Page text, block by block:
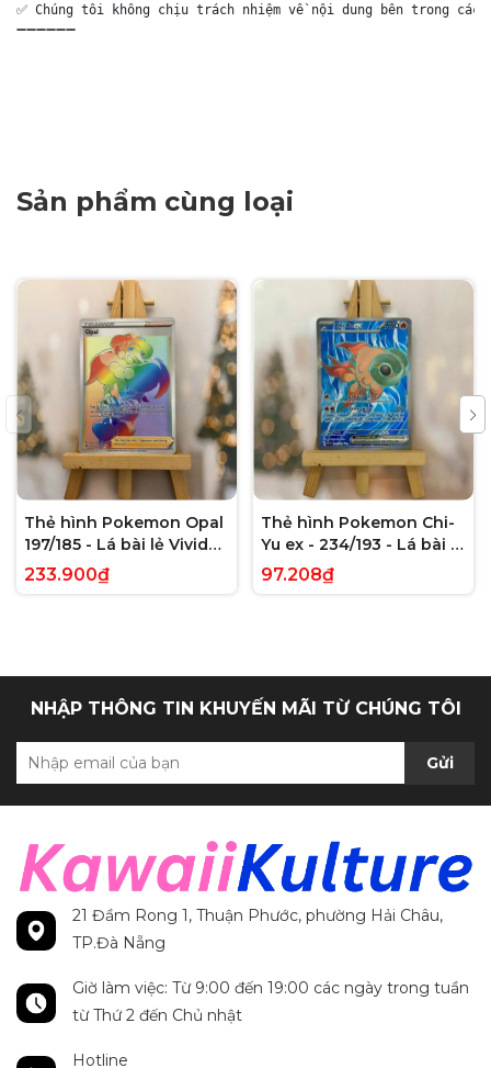
✅ Chúng tôi không chịu trách nhiệm về nội dung bên trong
➖➖➖➖➖➖
Sản phẩm cùng loại
Thẻ hình Pokemon Opal
197/185 - Lá bài lẻ Vivid
Voltage Hyper Rare tiếng
Anh chính hãng
233.900₫
Thẻ hình Pokemon Chi-
Yu ex - 234/193 - Lá bài lẻ
Paldea Evolved Full Art
Secret Rare tiếng Anh
97.208₫
NHẬP THÔNG TIN KHUYẾN MÃI TỪ CHÚNG TÔI
Gửi
21 Đầm Rong 1, Thuận Phước, phường Hải Châu,
TP.Đà Nẵng
Giờ làm việc: Từ 9:00 đến 19:00 các ngày trong tuần
từ Thứ 2 đến Chủ nhật
Hotline